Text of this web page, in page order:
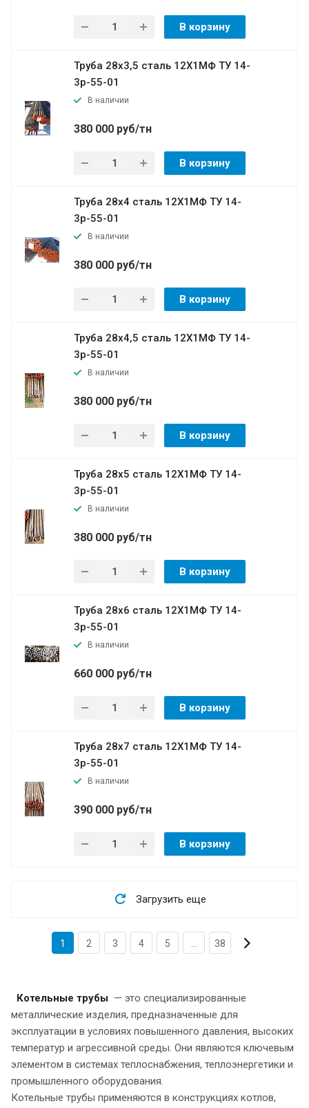
В корзину
Труба 28х3,5 сталь 12Х1МФ ТУ 14-
3р-55-01
В наличии
380 000 руб/тн
В корзину
Труба 28х4 сталь 12Х1МФ ТУ 14-
3р-55-01
В наличии
380 000 руб/тн
В корзину
Труба 28х4,5 сталь 12Х1МФ ТУ 14-
3р-55-01
В наличии
380 000 руб/тн
В корзину
Труба 28х5 сталь 12Х1МФ ТУ 14-
3р-55-01
В наличии
380 000 руб/тн
В корзину
Труба 28х6 сталь 12Х1МФ ТУ 14-
3р-55-01
В наличии
660 000 руб/тн
В корзину
Труба 28х7 сталь 12Х1МФ ТУ 14-
3р-55-01
В наличии
390 000 руб/тн
В корзину
Загрузить еще
1 2 3 4 5 38
Котельные трубы — это специализированные
металлические изделия, предназначенные для
эксплуатации в условиях повышенного давления, высоких
температур и агрессивной среды. Они являются ключевым
элементом в системах теплоснабжения, теплоэнергетики и
промышленного оборудования.
Котельные трубы применяются в конструкциях котлов,